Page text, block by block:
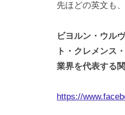
先ほどの英文も
ビヨルン・ウル
ト・クレメンス
業界を代表する
https://